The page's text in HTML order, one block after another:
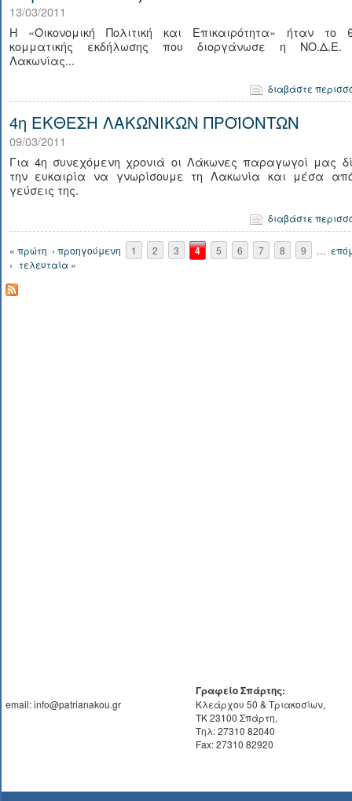
13/03/2011
Η «Οικονομική Πολιτική και Επικαιρότητα» ήταν το
κομματικής εκδήλωσης που διοργάνωσε η ΝΟ.Δ.Ε.
Λακωνίας...
διαβάστε
4η ΕΚΘΕΣΗ ΛΑΚΩΝΙΚΩΝ ΠΡΟΪΟΝΤΩΝ
09/03/2011
Για 4η συνεχόμενη χρονιά οι Λάκωνες παραγωγοί μας
την ευκαιρία να γνωρίσουμε τη Λακωνία και μέσα
γεύσεις της.
διαβάστε
Σελίδες
« πρώτη ‹ προηγούμενη 1 2 3 4 5 6 7 8 9 …
› τελευταία »
email: info@patrianakou.gr
Γραφείο Σπάρτης:
Κλεάρχου 50 & Τριακοσίων,
ΤΚ 23100 Σπάρτη,
Τηλ: 27310 82040
Fax: 27310 82920